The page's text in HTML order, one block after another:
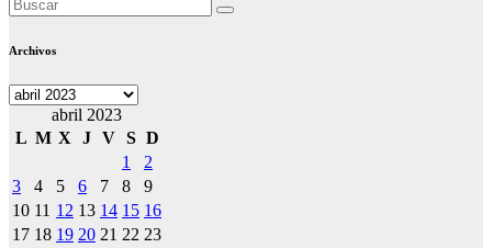
Archivos
Archivos
abril 2023
L M X J V S D
1
2
3
4 5 6 7 8
9
10 11 12 13 14 15 16
17 18 19 20 21 22 23